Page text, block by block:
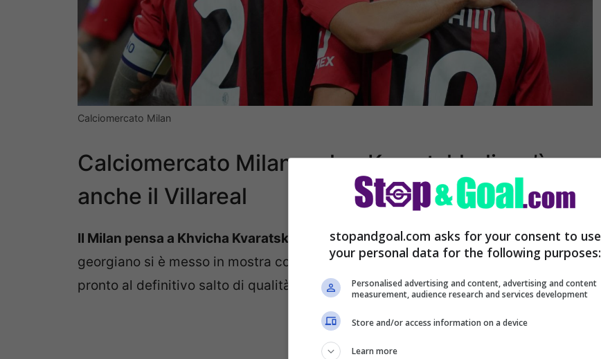
Calciomercato Milan
Calciomercato Milan, colpo Kvaratskhelia: c’è
anche il Villareal
Il Milan pensa a Khvicha Kvaratskhelia per il futuro.Il giovanissimo talento
georgiano si è messo in mostra con prestazioni incredibili negli ultimi mesi e ora è
pronto al definitivo salto di qualità.
stopandgoal.com asks for your consent to use
your personal data for the following purposes:
Personalised advertising and content, advertising and content
measurement, audience research and services development
Store and/or access information on a device
Learn more